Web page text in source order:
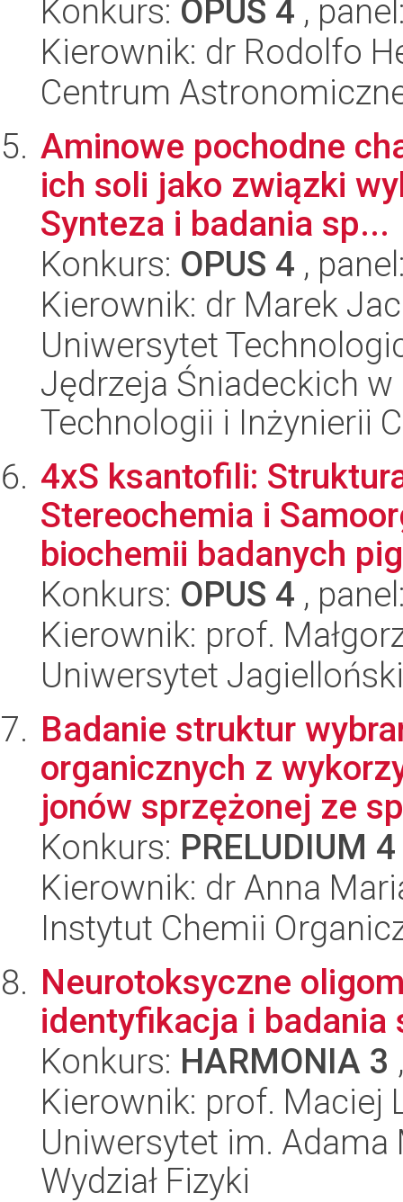
Konkurs: OPUS 4 ,
Kierownik: dr Rodolfo
Centrum
Aminowe pochodne
ich soli jako związki
Synteza i badania sp...
Konkurs: OPUS 4 ,
Kierownik: dr Marek
Uniwersytet
Jędrzeja Śniadeckich w
Technologii i Inżynierii
4xS ksantofili:
Stereochemia i
biochemii badanych
Konkurs: OPUS 4 ,
Kierownik: prof.
Uniwersytet
Badanie struktur
organicznych z
jonów sprzężonej ze
Konkurs: PRELUDIUM 4
Kierownik: dr Anna
Instytut Chemii
Neurotoksyczne
identyfikacja i badania
Konkurs: HARMONIA 3
Kierownik: prof. Maciej
Uniwersytet im.
Wydział Fizyki